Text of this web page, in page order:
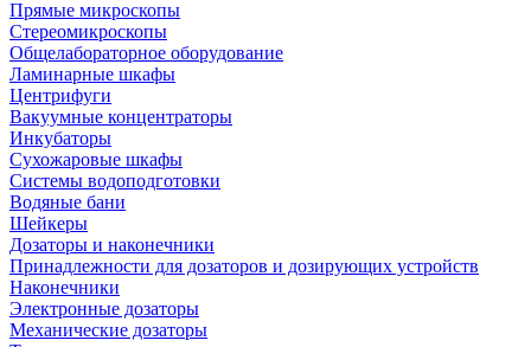
Прямые микроскопы
Стереомикроскопы
Общелабораторное оборудование
Ламинарные шкафы
Центрифуги
Вакуумные концентраторы
Инкубаторы
Сухожаровые шкафы
Системы водоподготовки
Водяные бани
Шейкеры
Дозаторы и наконечники
Принадлежности для дозаторов и дозирующих устройств
Наконечники
Электронные дозаторы
Механические дозаторы